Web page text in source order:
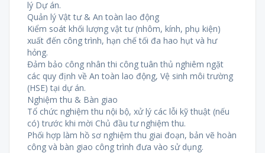
lý Dự án.
Quản lý Vật tư & An toàn lao động
Kiểm soát khối lượng vật tư (nhôm, kính, phụ kiện)
xuất đến công trình, hạn chế tối đa hao hụt và hư
hỏng.
Đảm bảo công nhân thi công tuân thủ nghiêm ngặt
các quy định về An toàn lao động, Vệ sinh môi trường
(HSE) tại dự án.
Nghiệm thu & Bàn giao
Tổ chức nghiệm thu nội bộ, xử lý các lỗi kỹ thuật (nếu
có) trước khi mời Chủ đầu tư nghiệm thu.
Phối hợp làm hồ sơ nghiệm thu giai đoạn, bản vẽ hoàn
công và bàn giao công trình đưa vào sử dụng.